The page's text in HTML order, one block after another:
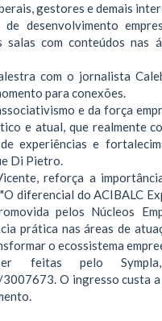
gestores e demais
desenvolvimento
com conteúdos nas
com o jornalista
para conexões.
e da força
e atual, que realmente
experiências e
Di Pietro.
reforça a
diferencial do ACIBALC
pelos Núcleos
prática nas áreas de
o ecossistema
feitas pelo
O ingresso custa